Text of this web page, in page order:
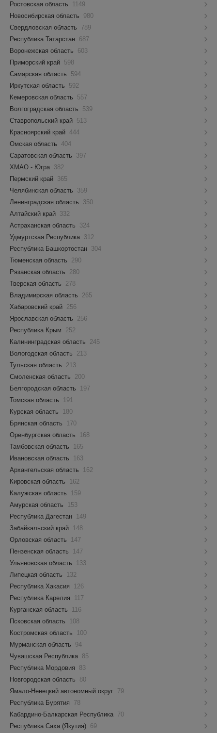
Ростовская область
1149
Новосибирская область
980
Свердловская область
789
Республика Татарстан 687
Воронежская область
603
Приморский край 598
Самарская область
594
Иркутская область
592
Кемеровская область
557
Волгоградская область
539
Ставропольский край 513
Красноярский край 444
Омская область 404
Саратовская область
397
ХМАО - Югра 382
Пермский край 365
Челябинская область
359
Ленинградская область
350
Алтайский край 332
Астраханская область
324
Удмуртская Республика 312
Республика Башкортостан 304
Тюменская область
290
Рязанская область
280
Тверская область
278
Владимирская область
265
Хабаровский край 256
Ярославская область
256
Республика Крым
252
Калининградская область
245
Вологодская область
213
Тульская область
213
Смоленская область
200
Белгородская область
197
Томская область
191
Курская область
180
Брянская область
170
Оренбургская область
168
Тамбовская область
165
Ивановская область
163
Архангельская область
162
Кировская область
162
Калужская область
159
Амурская область
153
Республика Дагестан 149
Забайкальский край 148
Орловская область
147
Пензенская область
147
Ульяновская область
133
Липецкая область
132
Республика Хакасия
126
Республика Карелия
117
Курганская область
116
Псковская область
108
Костромская область
100
Мурманская область
94
Чувашская Республика 85
Республика Мордовия
83
Новгородская область
80
Ямало-Ненецкий автономный округ 79
Республика Бурятия
78
Кабардино-Балкарская Республика 70
Республика Саха (Якутия) 69